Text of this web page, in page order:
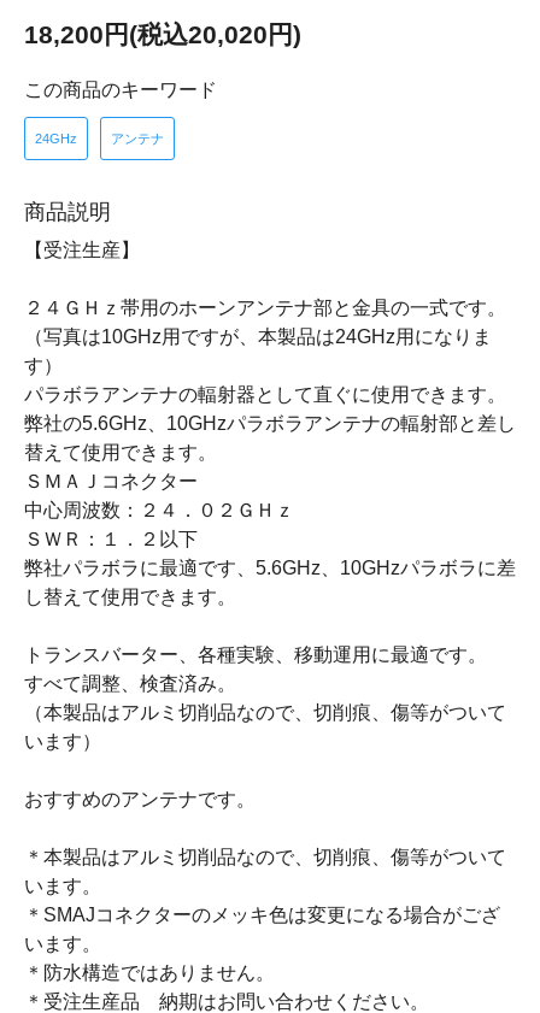
18,200円(税込20,020円)
この商品のキーワード
24GHz アンテナ
商品説明
【受注生産】
２４ＧＨｚ帯用のホーンアンテナ部と金具の一式です。
（写真は10GHz用ですが、本製品は24GHz用になりま
す）
パラボラアンテナの輻射器として直ぐに使用できます。
弊社の5.6GHz、10GHzパラボラアンテナの輻射部と差し
替えて使用できます。
ＳＭＡＪコネクター
中心周波数：２４．０２ＧＨｚ
ＳＷＲ：１．２以下
弊社パラボラに最適です、5.6GHz、10GHzパラボラに差
し替えて使用できます。
トランスバーター、各種実験、移動運用に最適です。
すべて調整、検査済み。
（本製品はアルミ切削品なので、切削痕、傷等がついて
います）
おすすめのアンテナです。
＊本製品はアルミ切削品なので、切削痕、傷等がついて
います。
＊SMAJコネクターのメッキ色は変更になる場合がござ
います。
＊防水構造ではありません。
＊受注生産品 納期はお問い合わせください。